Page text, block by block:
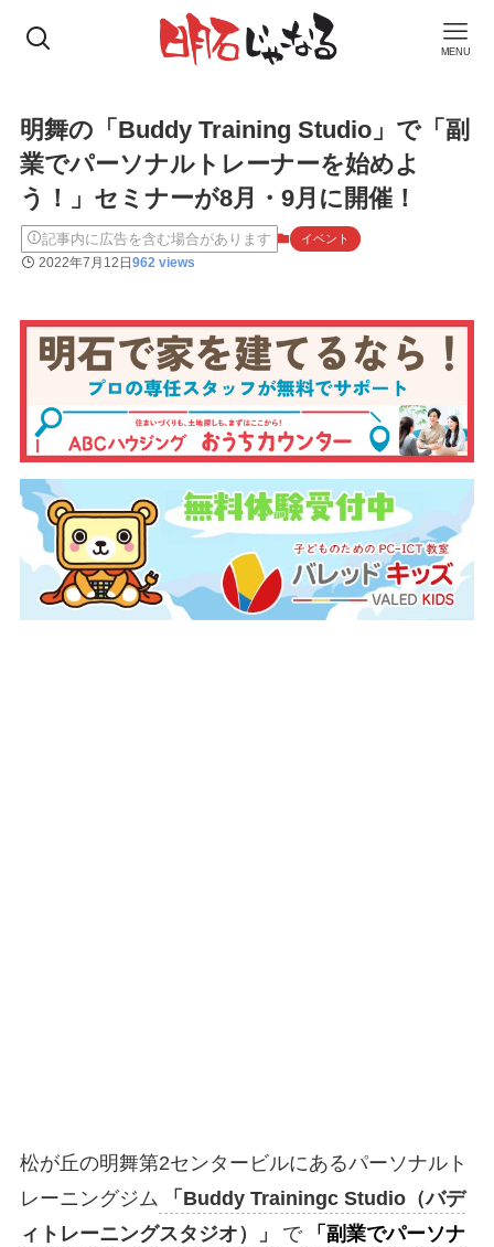
MENU
明舞の「Buddy Training Studio」で「副
業でパーソナルトレーナーを始めよ
う！」セミナーが8月・9月に開催！
記事内に広告を含む場合があります イベント
2022年7月12日962 views
松が丘の明舞第2センタービルにあるパーソナルト
レーニングジム
「Buddy Trainingc Studio（バデ
ィトレーニングスタジオ）」
で
「副業でパーソナ